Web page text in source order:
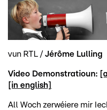
vun RTL / Jérôme Lulling
Video Demonstratioun:
[in english]
All Woch zerwéiere mir